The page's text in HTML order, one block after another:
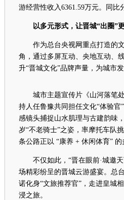
游经营性收入6361.59万元。同比
以多元形式，让晋城“出圈”
作为总台央视网重点打造的
角，通过多屏互动、央地互动、
升“晋城文化”品牌声量，为城市
城市主题宣传片《山河落笔
持人任鲁豫共同担任文化“体验
感镜头捕捉山水肌理与古建韵味
岁“不老骑士”之姿，率摩托车队
条公路正以 “康养 + 休闲体育”
不仅如此，“晋在眼前·城邀
场精彩纷呈的晋城云游盛宴。总
诺化身“文旅推荐官”，走进皇城
浸之旅。